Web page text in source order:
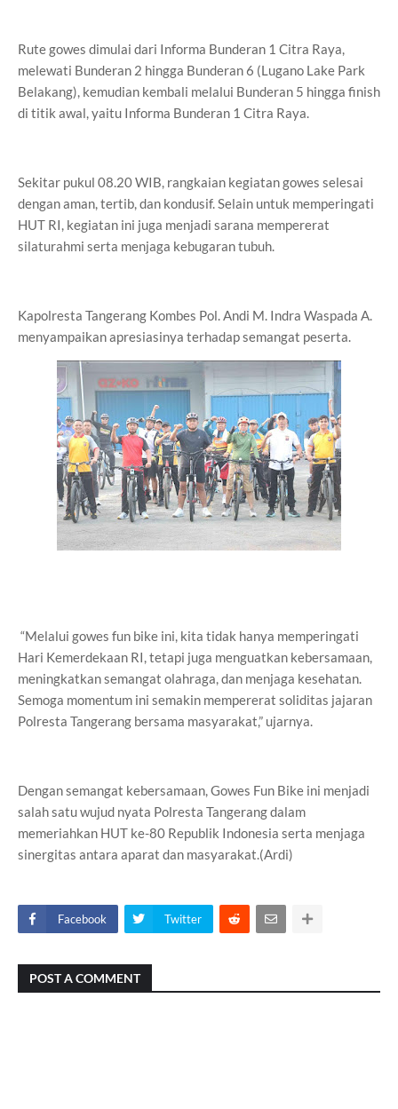
Rute gowes dimulai dari Informa Bunderan 1 Citra Raya,
melewati Bunderan 2 hingga Bunderan 6 (Lugano Lake Park
Belakang), kemudian kembali melalui Bunderan 5 hingga finish
di titik awal, yaitu Informa Bunderan 1 Citra Raya.
Sekitar pukul 08.20 WIB, rangkaian kegiatan gowes selesai
dengan aman, tertib, dan kondusif. Selain untuk memperingati
HUT RI, kegiatan ini juga menjadi sarana mempererat
silaturahmi serta menjaga kebugaran tubuh.
Kapolresta Tangerang Kombes Pol. Andi M. Indra Waspada A.
menyampaikan apresiasinya terhadap semangat peserta.
“Melalui gowes fun bike ini, kita tidak hanya memperingati
Hari Kemerdekaan RI, tetapi juga menguatkan kebersamaan,
meningkatkan semangat olahraga, dan menjaga kesehatan.
Semoga momentum ini semakin mempererat soliditas jajaran
Polresta Tangerang bersama masyarakat,” ujarnya.
Dengan semangat kebersamaan, Gowes Fun Bike ini menjadi
salah satu wujud nyata Polresta Tangerang dalam
memeriahkan HUT ke-80 Republik Indonesia serta menjaga
sinergitas antara aparat dan masyarakat.(Ardi)
Facebook Twitter
POST A COMMENT